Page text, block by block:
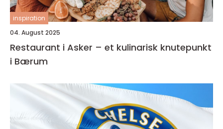
inspiration
04. August 2025
Restaurant i Asker – et kulinarisk knutepunkt
i Bærum